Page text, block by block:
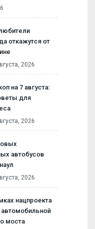
откажутся от
2026
на 7 августа:
для
2026
автобусов
2026
нацпроекта
моста